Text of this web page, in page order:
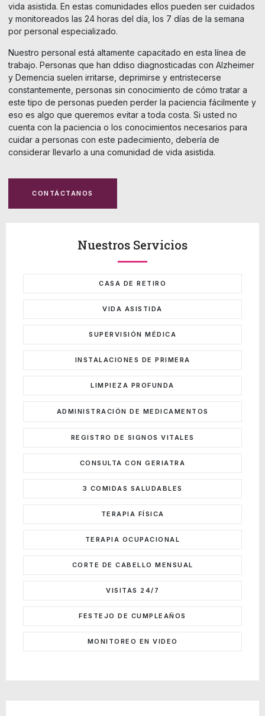
vida asistida. En estas comunidades ellos pueden ser cuidados
y monitoreados las 24 horas del día, los 7 días de la semana
por personal especializado.
Nuestro personal está altamente capacitado en esta línea de
trabajo. Personas que han ddiso diagnosticadas con Alzheimer
y Demencia suelen irritarse, deprimirse y entristecerse
constantemente, personas sin conocimiento de cómo tratar a
este tipo de personas pueden perder la paciencia fácilmente y
eso es algo que queremos evitar a toda costa. Si usted no
cuenta con la paciencia o los conocimientos necesarios para
cuidar a personas con este padecimiento, debería de
considerar llevarlo a una comunidad de vida asistida.
CONTÁCTANOS
Nuestros Servicios
CASA DE RETIRO
VIDA ASISTIDA
SUPERVISIÓN MÉDICA
INSTALACIONES DE PRIMERA
LIMPIEZA PROFUNDA
ADMINISTRACIÓN DE MEDICAMENTOS
REGISTRO DE SIGNOS VITALES
CONSULTA CON GERIATRA
3 COMIDAS SALUDABLES
TERAPIA FÍSICA
TERAPIA OCUPACIONAL
CORTE DE CABELLO MENSUAL
VISITAS 24/7
FESTEJO DE CUMPLEAÑOS
MONITOREO EN VIDEO